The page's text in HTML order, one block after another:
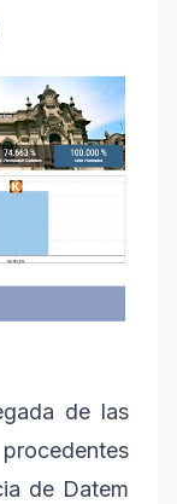
de las
de Datem